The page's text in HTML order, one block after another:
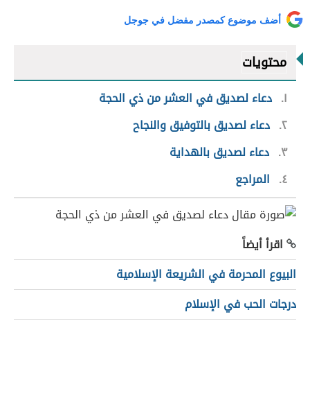
أضف موضوع كمصدر مفضل في جوجل
محتويات
١ دعاء لصديق في العشر من ذي الحجة
٢ دعاء لصديق بالتوفيق والنجاح
٣ دعاء لصديق بالهداية
٤
المراجع
اقرأ أيضاً
البيوع المحرمة في الشريعة الإسلامية
درجات الحب في الإسلام